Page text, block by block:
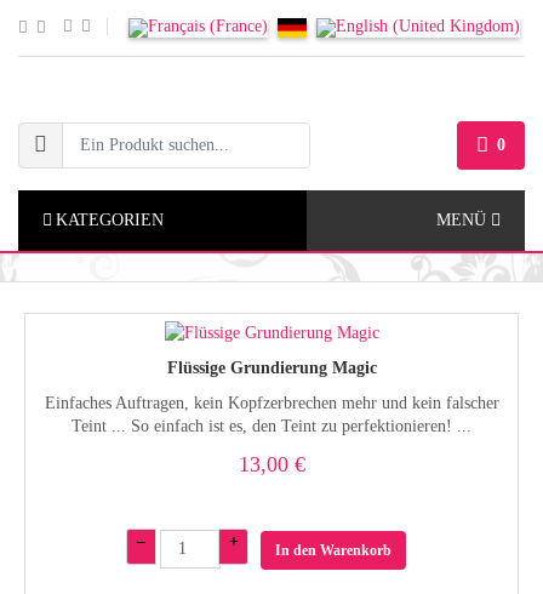
0
KATEGORIEN MENÜ
Flüssige Grundierung Magic
Einfaches Auftragen, kein Kopfzerbrechen mehr und kein falscher
Teint ... So einfach ist es, den Teint zu perfektionieren! ...
13,00 €
– + In den Warenkorb